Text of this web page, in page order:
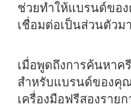
ช่วยทำให้แบรนด์ขอ
เชื่อมต่อเป็นส่วนตัวม
เมื่อพูดถึงการค้นหาค
สำหรับแบรนด์ของคุ
เครื่องมือฟรีสองราย